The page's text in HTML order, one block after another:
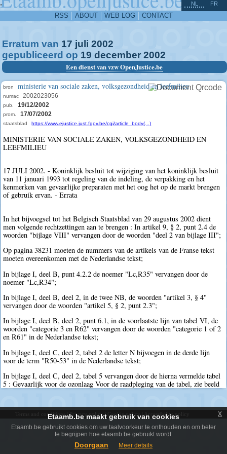
-
RSS ABOUT WEB LOG CONTACT
NL FR
Erratum van 17 juli 2002
gepubliceerd op 19 december 2002
Een dienst van vzw OpenJustice.be
bron ministerie van sociale zaken, volksgezondheid en leefmilieu
numac 2002023056
pub. 19/12/2002
prom. 17/07/2002
staatsblad https://www.ejustice.just.fgov.be/cgi/article_body(...)
MINISTERIE VAN SOCIALE ZAKEN, VOLKSGEZONDHEID EN
LEEFMILIEU
17 JULI 2002. - Koninklijk besluit tot wijziging van het koninklijk besluit
van 11 januari 1993 tot regeling van de indeling, de verpakking en het
kenmerken van gevaarlijke preparaten met het oog het op de markt brengen
of gebruik ervan. - Errata
In het bijvoegsel tot het Belgisch Staatsblad van 29 augustus 2002 dient
men volgende rechtzettingen aan te brengen : In artikel 9, § 2, punt 2.4 de
woorden "bijlage VIII" vervangen door de woorden "deel 2 van bijlage III";
Op pagina 38231 moeten de nummers van de artikels van de Franse tekst
moeten overeenkomen met de Nederlandse tekst;
In bijlage I, deel B, punt 4.2.2 de noemer "Lc,R35" vervangen door de
noemer "Lc,R34";
In bijlage I, deel B, deel 2, in de twee NB, de woorden "artikel 3, § 4"
vervangen door de woorden "artikel 5, § 2, punt 2.3";
In bijlage I, deel B, deel 2, punt 6.1, in de voorlaatste lijn van tabel VI, de
woorden "categorie 3 en R62" vervangen door de woorden "categorie 1 of 2
en R61" in de Nederlandse tekst;
In bijlage I, deel C, deel 2, tabel 2 de letter N bijvoegen in de derde lijn
voor de term "R50-53" in de Nederlandse tekst;
In bijlage I, deel C, deel 2, tabel 5 vervangen door de hierna vermelde tabel
5 : Gevaarlijk voor de ozonlaag Voor de raadpleging van de tabel, zie beeld
^
Terms and conditions Privacy policy | Cookie policy Accessibility policy
Etaamb.be maakt gebruik van cookies
Etaamb.be gebruikt cookies om uw taalvoorkeur te onthouden en om beter
te begrijpen hoe etaamb.be gebruikt wordt.
Doorgaan Meer details
x